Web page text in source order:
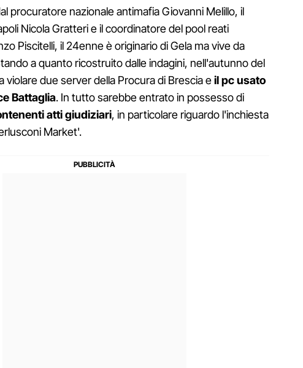
procuratore nazionale antimafia Giovanni Melillo, il
Nicola Gratteri e il coordinatore del pool reati
Piscitelli, il 24enne è originario di Gela ma vive da
a quanto ricostruito dalle indagini, nell'autunno del
violare due server della Procura di Brescia eil pc usato
Battaglia. In tutto sarebbe entrato in possesso di
atti giudiziari, in particolare riguardo l'inchiesta
Market'.